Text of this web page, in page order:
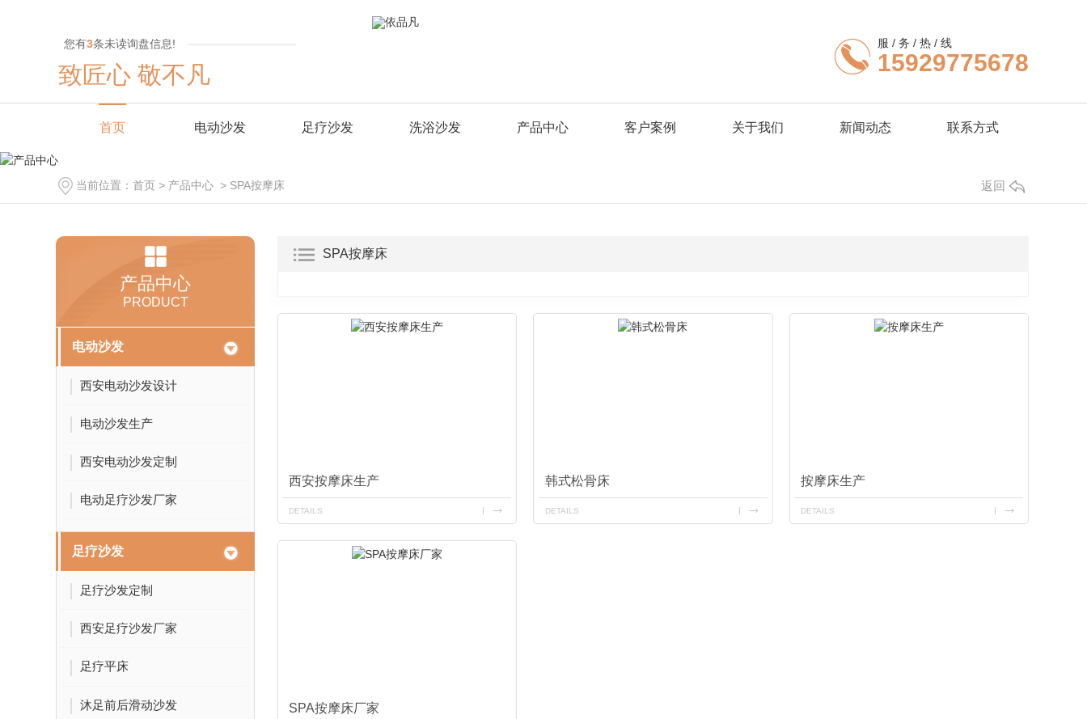
您有3条未读询盘信息!
致匠心 敬不凡
服 / 务 / 热 / 线
15929775678
首页 电动沙发 足疗沙发 洗浴沙发 产品中心 客户案例 关于我们 新闻动态 联系方式
当前位置： 首页 > 产品中心 > SPA按摩床 返回
产品中心
PRODUCT
电动沙发
西安电动沙发设计
电动沙发生产
西安电动沙发定制
电动足疗沙发厂家
足疗沙发
足疗沙发定制
西安足疗沙发厂家
足疗平床
沐足前后滑动沙发
SPA按摩床
西安按摩床生产
DETAILS
韩式松骨床
DETAILS
按摩床生产
DETAILS
SPA按摩床厂家